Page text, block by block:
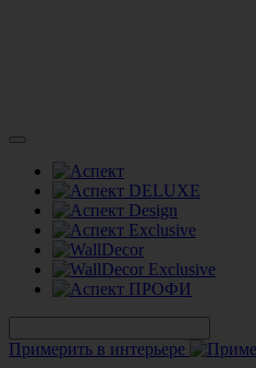
Примерить в интерьере